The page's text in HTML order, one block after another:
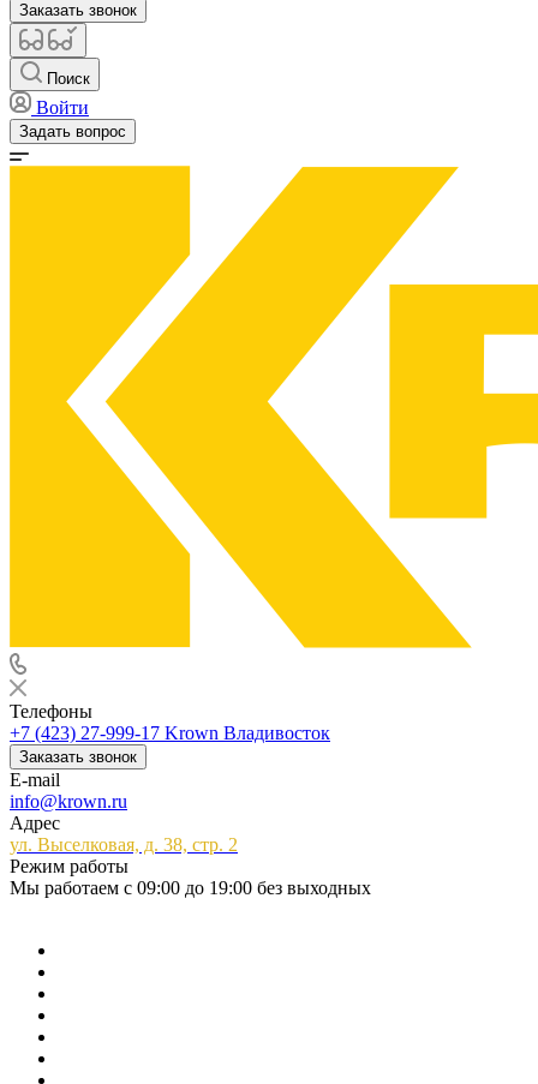
Заказать звонок
Поиск
Войти
Задать вопрос
Телефоны
+7 (423) 27-999-17 Krown Владивосток
Заказать звонок
E-mail
info@krown.ru
Адрес
ул. Выселковая, д. 38, стр. 2
Режим работы
Мы работаем с 09:00 до 19:00 без выходных